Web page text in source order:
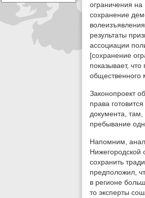
ограничения
сохранение
результаты
ассоциации
[сохранение
показывает,
общественного
Законопроект
права
документа,
пребывание
Напомним,
Нижегородской
сохранить
предположил,
в регионе
то эксперты